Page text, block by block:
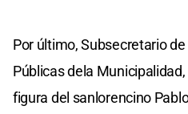
Por último, Subsecretario
Públicas dela
figura del sanlorencino